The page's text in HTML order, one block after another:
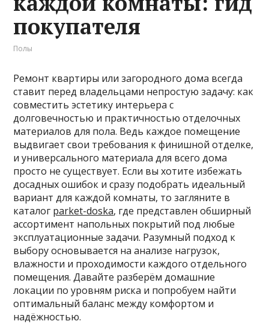
покупателя
Полы
Ремонт квартиры или загородного дома всегда
ставит перед владельцами непростую задачу: как
совместить эстетику интерьера с
долговечностью и практичностью отделочных
материалов для пола. Ведь каждое помещение
выдвигает свои требования к финишной отделке,
и универсального материала для всего дома
просто не существует. Если вы хотите избежать
досадных ошибок и сразу подобрать идеальный
вариант для каждой комнаты, то загляните в
каталог parket-doska, где представлен обширный
ассортимент напольных покрытий под любые
эксплуатационные задачи. Разумный подход к
выбору основывается на анализе нагрузок,
влажности и проходимости каждого отдельного
помещения. Давайте разберём домашние
локации по уровням риска и попробуем найти
оптимальный баланс между комфортом и
надёжностью.